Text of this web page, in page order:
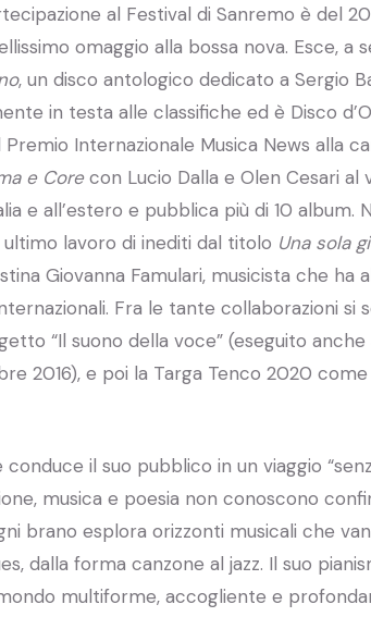
al Festival di Sanremo è del
omaggio alla bossa nova. Esce, a
, un disco antologico dedicato a Sergio
in testa alle classifiche ed è Disco
Premio Internazionale Musica News alla
e Corecon Lucio Dalla e Olen Cesari al
e all’estero e pubblica più di 10 album.
lavoro di inediti dal titolo Una sola
Giovanna Famulari, musicista che ha
Fra le tante collaborazioni si
“Il suono della voce” (eseguito anche
2016), e poi la Targa Tenco 2020
il suo pubblico in un viaggio
musica e poesia non conoscono
brano esplora orizzonti musicali che
dalla forma canzone al jazz. Il suo
multiforme, accogliente e